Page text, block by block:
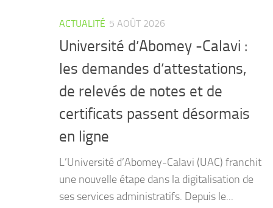
ACTUALITÉ 5 AOÛT 2026
Université d’Abomey -Calavi :
les demandes d’attestations,
de relevés de notes et de
certificats passent désormais
en ligne
L’Université d’Abomey-Calavi (UAC) franchit
une nouvelle étape dans la digitalisation de
ses services administratifs. Depuis le...